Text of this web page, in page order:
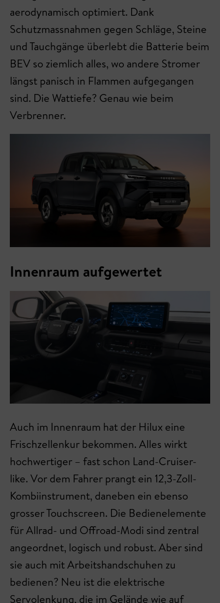
aerodynamisch optimiert. Dank
Schutzmassnahmen gegen Schläge, Steine
und Tauchgänge überlebt die Batterie beim
BEV so ziemlich alles, wo andere Stromer
längst panisch in Flammen aufgegangen
sind. Die Wattiefe? Genau wie beim
Verbrenner.
Innenraum aufgewertet
Auch im Innenraum hat der Hilux eine
Frischzellenkur bekommen. Alles wirkt
hochwertiger – fast schon Land-Cruiser-
like. Vor dem Fahrer prangt ein 12,3-Zoll-
Kombiinstrument, daneben ein ebenso
grosser Touchscreen. Die Bedienelemente
für Allrad- und Offroad-Modi sind zentral
angeordnet, logisch und robust. Aber sind
sie auch mit Arbeitshandschuhen zu
bedienen? Neu ist die elektrische
Servolenkung, die im Gelände wie auf